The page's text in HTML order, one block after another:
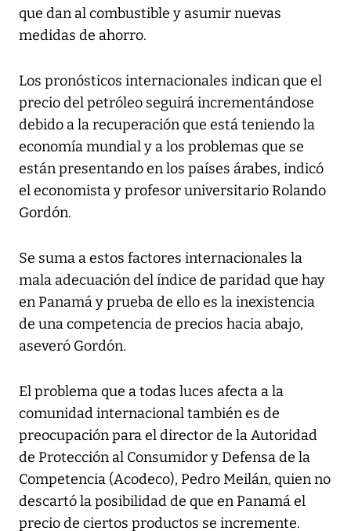
que dan al combustible y asumir nuevas
medidas de ahorro.
Los pronósticos internacionales indican que el
precio del petróleo seguirá incrementándose
debido a la recuperación que está teniendo la
economía mundial y a los problemas que se
están presentando en los países árabes, indicó
el economista y profesor universitario Rolando
Gordón.
Se suma a estos factores internacionales la
mala adecuación del índice de paridad que hay
en Panamá y prueba de ello es la inexistencia
de una competencia de precios hacia abajo,
aseveró Gordón.
El problema que a todas luces afecta a la
comunidad internacional también es de
preocupación para el director de la Autoridad
de Protección al Consumidor y Defensa de la
Competencia (Acodeco), Pedro Meilán, quien no
descartó la posibilidad de que en Panamá el
precio de ciertos productos se incremente.